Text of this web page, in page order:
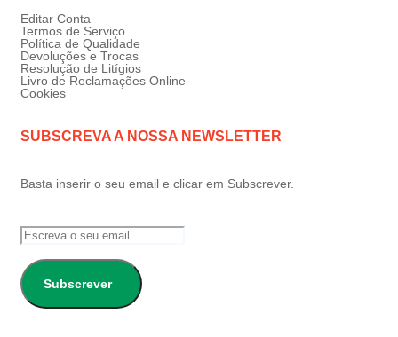
Editar Conta
Termos de Serviço
Política de Qualidade
Devoluções e Trocas
Resolução de Litígios
Livro de Reclamações Online
Cookies
SUBSCREVA A NOSSA NEWSLETTER
Basta inserir o seu email e clicar em Subscrever.
Subscrever